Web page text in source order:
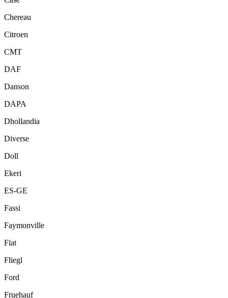
Chereau
Citroen
CMT
DAF
Danson
DAPA
Dhollandia
Diverse
Doll
Ekeri
ES-GE
Fassi
Faymonville
Fiat
Fliegl
Ford
Fruehauf